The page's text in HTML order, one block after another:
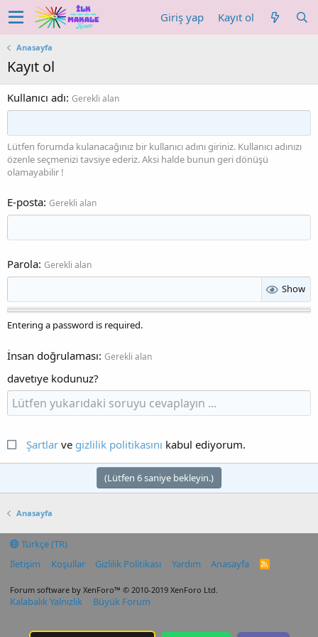
Giriş yap Kayıt ol
Anasayfa
Kayıt ol
Kullanıcı adı Gerekli alan
Lütfen forumda kulanacağınız bir kullanıcı adını giriniz. Kullanıcı adınızı
özenle seçmenizi tavsiye ederiz. Aksi halde bunun geri dönüşü
olamayabilir !
E-posta Gerekli alan
Parola Gerekli alan
Show
Entering a password is required.
İnsan doğrulaması Gerekli alan
davetıye kodunuz?
Şartlar ve gizlilik politikasını kabul ediyorum.
(Lütfen 6saniye bekleyin.)
Anasayfa
Türkçe (TR)
İletişim
Koşullar Gizlilik Politikası Yardım Anasayfa
R
Forum software by XenForo™ © 2010-2019 XenForo Ltd.
Kalabalık Yalnızlık Büyük Forum